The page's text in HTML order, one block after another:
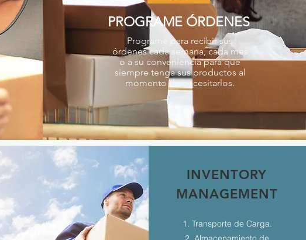
PROGRAME ÓRDENES
Programe para recibir sus
órdenes cada semana, cada mes
o a su conveniencia para que
siempre tenga sus productos al
momento de necesitarlos.
INVENTORY
MANAGEMENT
1. Transporte de Carga.